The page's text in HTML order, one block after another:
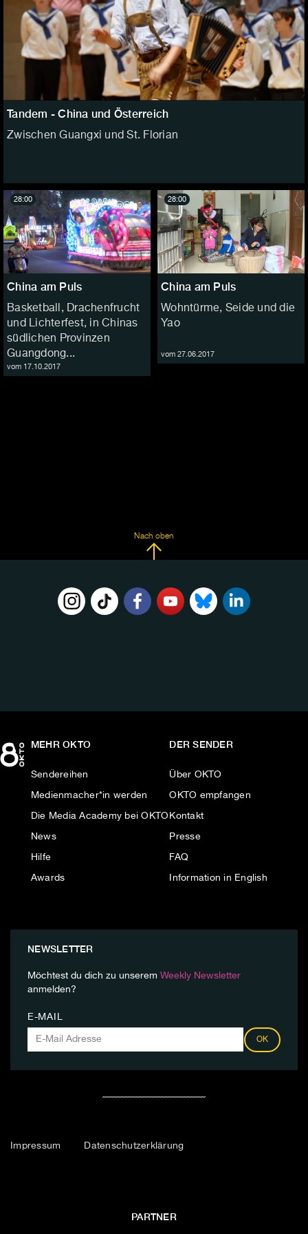
Tandem - China und Österreich
Zwischen Guangxi und St. Florian
China am Puls
Basketball, Drachenfrucht
und Lichterfest, in Chinas
südlichen Provinzen
Guangdong...
vom 17.10.2017
28:00
China am Puls
Wohntürme, Seide und die
Yao
vom 27.06.2017
28:00
Nach oben
MEHR OKTO
Sendereihen
Medienmacher*in werden
Die Media Academy bei OKTO
News
Hilfe
Awards
DER SENDER
Über OKTO
OKTO empfangen
Kontakt
Presse
FAQ
Information in English
NEWSLETTER
Möchtest du dich zu unserem Weekly Newsletter
anmelden?
E-MAIL
OK
Impressum Datenschutzerklärung
PARTNER